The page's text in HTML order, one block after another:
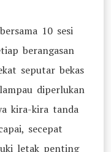
10 sesi
berangasan
seputar bekas
diperlukan
kira-kira tanda
secepat
letak penting